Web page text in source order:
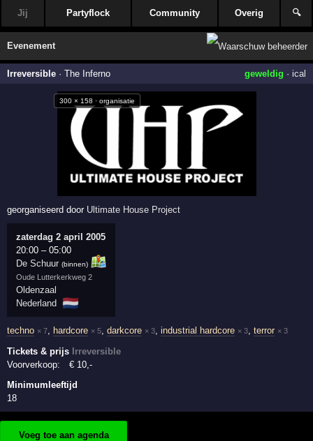
Jij Partyflock Community Overig 🔍
Evenement
Irreversible ·The Inferno geweldig · ical
300 × 158 · organisatie
georganiseerd door Ultimate House Project
zaterdag 2 april 2005
20:00 –05:00
De Schuur (binnen)
Oude Lutterkerkweg 2
Oldenzaal
Nederland
🇳🇱
techno × 7, hardcore × 5,darkcore × 3,industrial hardcore × 3,terror × 3
Tickets & prijs Irreversible
Voorverkoop:
€ 10 ,-
Minimumleeftijd
18
Voeg toe aan agenda